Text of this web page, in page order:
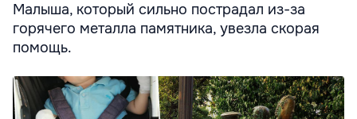
Малыша, который сильно пострадал из-за
горячего металла памятника, увезла скорая
помощь.